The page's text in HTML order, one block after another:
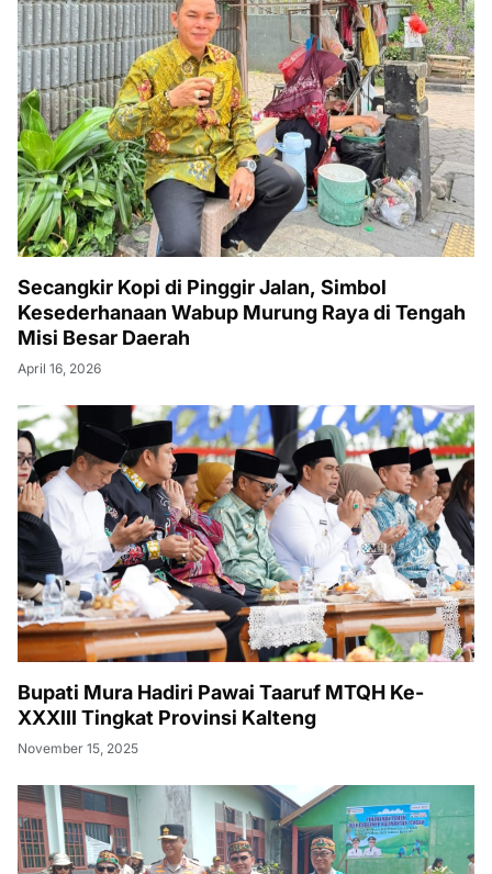
Secangkir Kopi di Pinggir Jalan, Simbol
Kesederhanaan Wabup Murung Raya di Tengah
Misi Besar Daerah
April 16, 2026
Bupati Mura Hadiri Pawai Taaruf MTQH Ke-
XXXIII Tingkat Provinsi Kalteng
November 15, 2025